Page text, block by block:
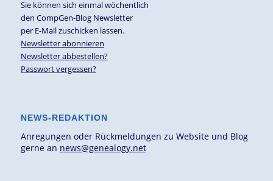
Sie können sich einmal wöchentlich
den CompGen-Blog Newsletter
per E-Mail zuschicken lassen.
Newsletter abonnieren
Newsletter abbestellen?
Passwort vergessen?
NEWS-REDAKTION
Anregungen oder Rückmeldungen zu Website und Blog
gerne an news@genealogy.net